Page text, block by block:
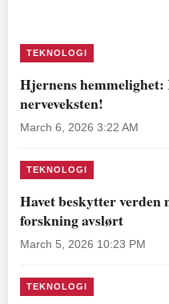
TEKNOLOGI
Hjernens
nerveveksten!
March 6, 2026 3:22 AM
TEKNOLOGI
Havet beskytter
forskning avslørt
March 5, 2026 10:23 PM
TEKNOLOGI